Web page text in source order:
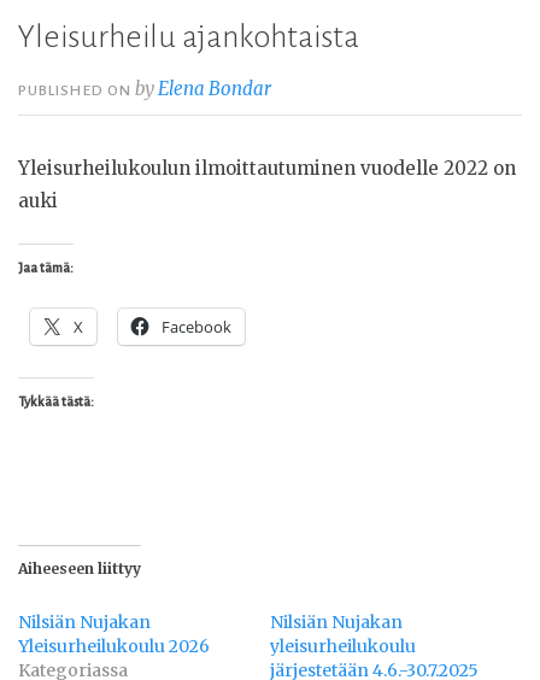
Yleisurheilu ajankohtaista
PUBLISHED ONbyElena Bondar
Yleisurheilukoulun ilmoittautuminen vuodelle 2022 on
auki
Jaa tämä:
X Facebook
Tykkää tästä:
Aiheeseen liittyy
Nilsiän Nujakan
Yleisurheilukoulu 2026
Kategoriassa
Nilsiän Nujakan
yleisurheilukoulu
järjestetään 4.6.-30.7.2025